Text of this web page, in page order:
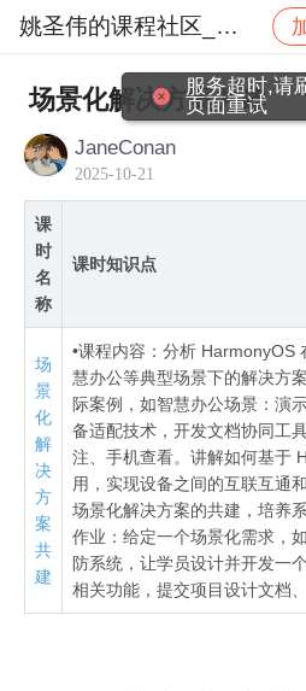
姚圣伟的课程社区_NO_1
社区 姚圣伟的课程社区
场景化解决方案共建
JaneConan
2025-10-21
课
时
名
称
课时知识点
场
景
化
解
决
方
案
共
建
•课程内容：分析 HarmonyOS
慧办公等典型场景下的解决方
际案例，如智慧办公场景：演
备适配技术，开发文档协同工
注、手机查看。讲解如何基于
用，实现设备之间的互联互通
场景化解决方案的共建，培养
作业：给定一个场景化需求，
防系统，让学员设计并开发一
相关功能，提交项目设计文档
服务超时,请
页面重试